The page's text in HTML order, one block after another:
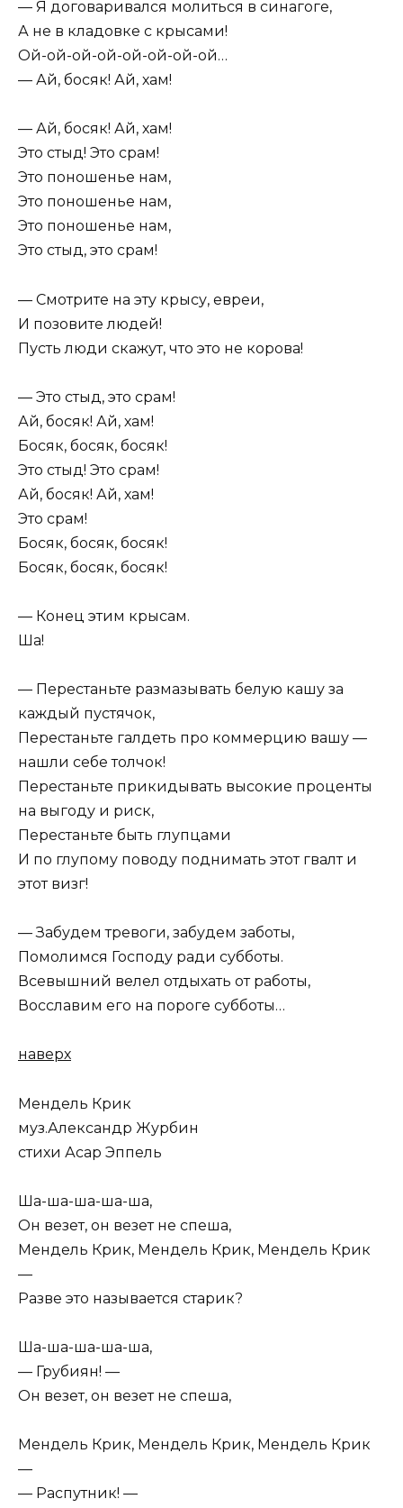
— Я договаривался молиться в синагоге,
А не в кладовке с крысами!
Ой-ой-ой-ой-ой-ой-ой-ой…
— Ай, босяк! Ай, хам!
— Ай, босяк! Ай, хам!
Это стыд! Это срам!
Это поношенье нам,
Это поношенье нам,
Это поношенье нам,
Это стыд, это срам!
— Смотрите на эту крысу, евреи,
И позовите людей!
Пусть люди скажут, что это не корова!
— Это стыд, это срам!
Ай, босяк! Ай, хам!
Босяк, босяк, босяк!
Это стыд! Это срам!
Ай, босяк! Ай, хам!
Это срам!
Босяк, босяк, босяк!
Босяк, босяк, босяк!
— Конец этим крысам.
Ша!
— Перестаньте размазывать белую кашу за
каждый пустячок,
Перестаньте галдеть про коммерцию вашу —
нашли себе толчок!
Перестаньте прикидывать высокие проценты
на выгоду и риск,
Перестаньте быть глупцами
И по глупому поводу поднимать этот гвалт и
этот визг!
— Забудем тревоги, забудем заботы,
Помолимся Господу ради субботы.
Всевышний велел отдыхать от работы,
Восславим его на пороге субботы…
наверх
Мендель Крик
муз.Александр Журбин
стихи Асар Эппель
Ша-ша-ша-ша-ша,
Он везет, он везет не спеша,
Мендель Крик, Мендель Крик, Мендель Крик
—
Разве это называется старик?
Ша-ша-ша-ша-ша,
— Грубиян! —
Он везет, он везет не спеша,
Мендель Крик, Мендель Крик, Мендель Крик
—
— Распутник! —